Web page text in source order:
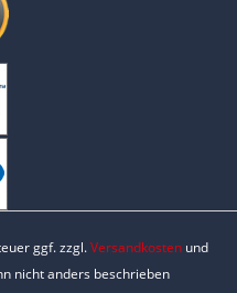
ggf. zzgl.Versandkosten und
nicht anders beschrieben